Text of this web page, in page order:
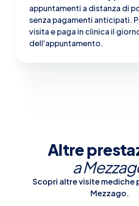
appuntamenti a distanza di
senza pagamenti anticipati.
visita e paga in clinica il
dell'appuntamento.
Altre
a
Scopri altre visite mediche
Mezzago.